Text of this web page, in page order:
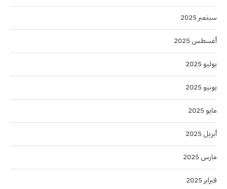
سبتمبر 2025
أغسطس 2025
يوليو 2025
يونيو 2025
مايو 2025
أبريل 2025
مارس 2025
فبراير 2025